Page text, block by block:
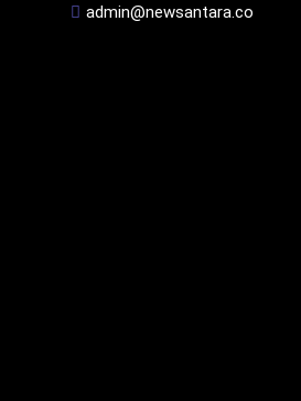
admin@newsantara.co